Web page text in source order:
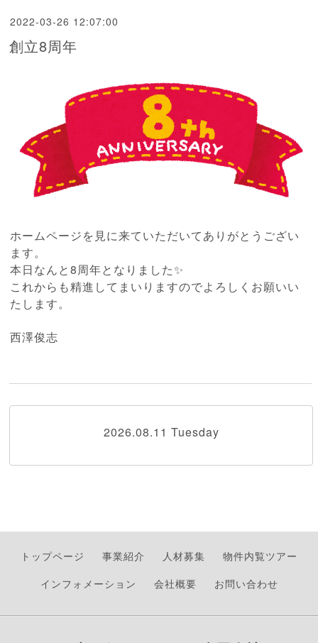
2022-03-26 12:07:00
創立8周年
ホームページを見に来ていただいてありがとうござい
ます。
本日なんと8周年となりました✨
これからも精進してまいりますのでよろしくお願いい
たします。
西澤俊志
2026.08.11 Tuesday
トップページ 事業紹介 人材募集
物件内覧ツアー
インフォメーション
会社概要 お問い合わせ